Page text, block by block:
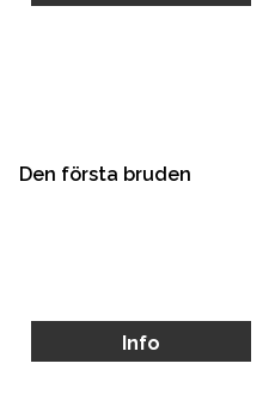
Den första bruden
Info